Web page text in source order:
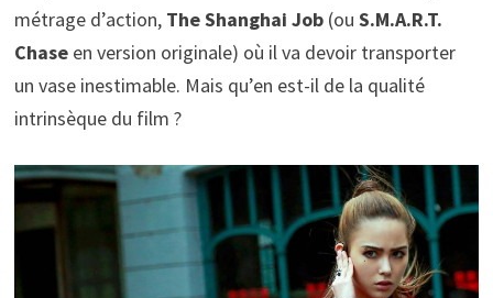
métrage d’action, The Shanghai Job(ou S.M.A.R.T.
Chaseen version originale) où il va devoir transporter
un vase inestimable. Mais qu’en est-il de la qualité
intrinsèque du film ?